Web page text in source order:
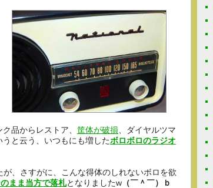
品からレストア、 筐体が破損、ダイヤルツマ
と云う、いつもにも増したボロボロのラジオ
が、さすがに、こんな得体のしれないボロを欲
まま当方で落札となりましたw （￣＾￣）ｂ